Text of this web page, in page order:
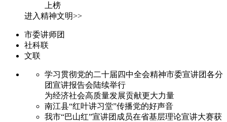
上榜
进入精神文明>>
市委讲师团
社科联
文联
学习贯彻党的二十届四中全会精神市委宣讲团各分
团宣讲报告会陆续举行
为经济社会高质量发展贡献更大力量
南江县“红叶讲习堂”传播党的好声音
我市“巴山红”宣讲团成员在省基层理论宣讲大赛获